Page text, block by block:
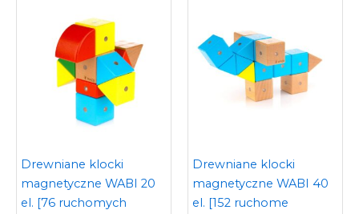
Drewniane klocki
magnetyczne WABI 20
el. [76 ruchomych
Drewniane klocki
magnetyczne WABI 40
el. [152 ruchome